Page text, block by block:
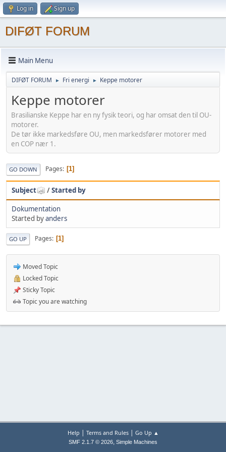
Log in Sign up
DIFØT FORUM
Main Menu
DIFØT FORUM ► Fri energi ► Keppe motorer
Keppe motorer
Brasilianske Keppe har en ny fysik teori, og har omsat den til OU-
motorer.
De tør ikke markedsføre OU, men markedsfører motorer med
en COP nær 1.
GO DOWN Pages 1
Subject /Started by
Dokumentation
Started byanders
GO UP Pages 1
Moved Topic
Locked Topic
Sticky Topic
Topic you are watching
Help | Terms and Rules| Go Up ▲
SMF 2.1.7 © 2026, Simple Machines